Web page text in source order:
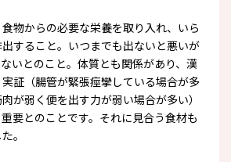
物からの必要な栄養を取り入れ、いら
すること。いつまでも出ないと悪いが
いとのこと。体質とも関係があり、漢
証（腸管が緊張痙攣している場合が多
が弱く便を出す力が弱い場合が多い）
要とのことです。それに見合う食材も
。